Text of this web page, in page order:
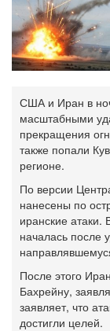
США и Иран в
масштабными
прекращения
также попали
регионе.
По версии
нанесены по
иранские атаки.
началась после
После этого
Бахрейну,
заявляет, что
достигли целей.